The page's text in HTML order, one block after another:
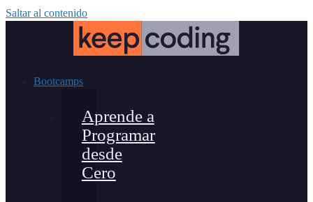
Saltar al contenido
Bootcamps
Aprende a
Programar
desde
Cero